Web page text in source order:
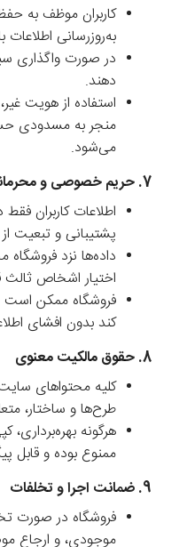
کاربران موظف به
به‌روزرسانی
در صورت واگذاری
دهند.
استفاده از هویت
منجر به مسدودی
می‌شود.
7. حریم خصوصی و محرمانگی اطلاعات
اطلاعات کاربران
پشتیبانی و تبعیت
داده‌ها نزد
اختیار اشخاص ثالث
فروشگاه ممکن است
کند بدون افشای
8. حقوق مالکیت معنوی
کلیه محتواهای
طرح‌ها و ساختار، متعلق
هرگونه
ممنوع بوده و قابل
9. ضمانت اجرا و تخلفات
فروشگاه در
موجودی، و ارجاع